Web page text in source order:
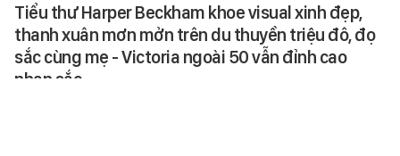
Tiểu thư Harper Beckham khoe visual xinh đẹp,
thanh xuân mơn mởn trên du thuyền triệu đô, đọ
sắc cùng mẹ - Victoria ngoài 50 vẫn đỉnh cao
nhan sắc